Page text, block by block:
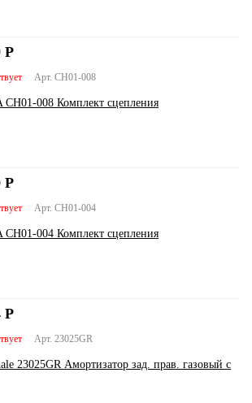
Арт. CH01-008
CH01-008 Комплект сцепления
Р
Арт. CH01-004
CH01-004 Комплект сцепления
Р
Арт. 23025GR
23025GR Амортизатор зад. прав. газовый c
Р